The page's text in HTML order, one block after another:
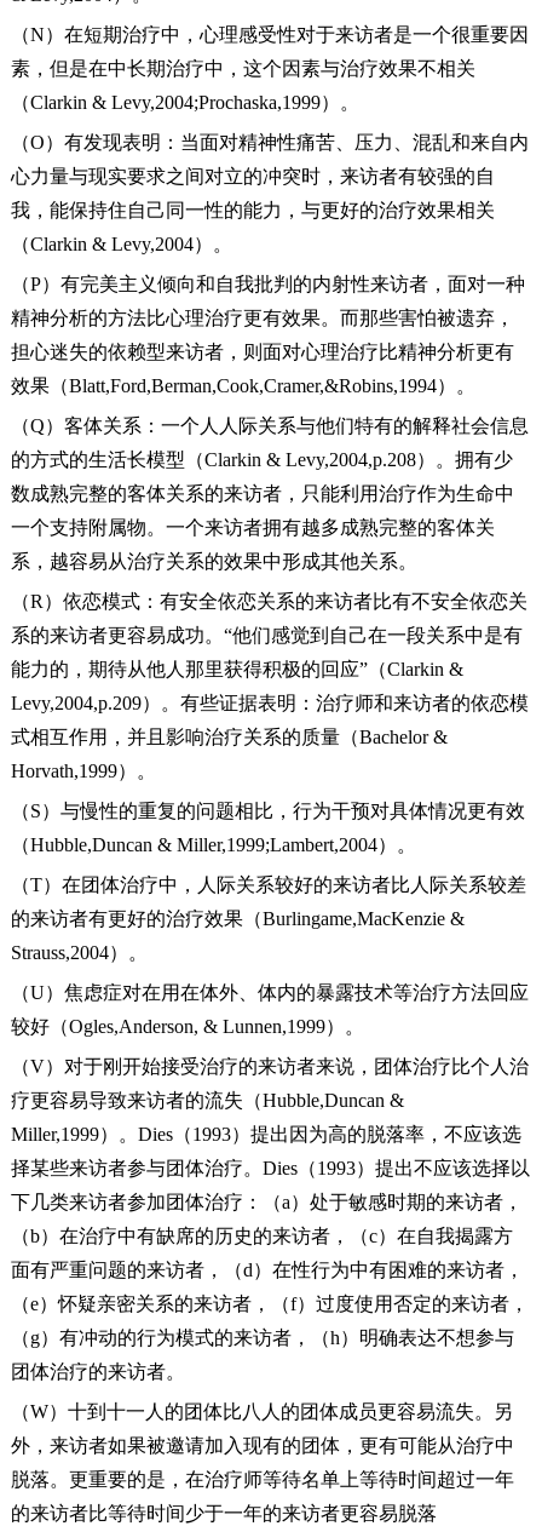
（N）在短期治疗中，心理感受性对于来访者是一个很重要因
素，但是在中长期治疗中，这个因素与治疗效果不相关
（Clarkin & Levy,2004;Prochaska,1999）。
（O）有发现表明：当面对精神性痛苦、压力、混乱和来自内
心力量与现实要求之间对立的冲突时，来访者有较强的自
我，能保持住自己同一性的能力，与更好的治疗效果相关
（Clarkin & Levy,2004）。
（P）有完美主义倾向和自我批判的内射性来访者，面对一种
精神分析的方法比心理治疗更有效果。而那些害怕被遗弃，
担心迷失的依赖型来访者，则面对心理治疗比精神分析更有
效果（Blatt,Ford,Berman,Cook,Cramer,&Robins,1994）。
（Q）客体关系：一个人人际关系与他们特有的解释社会信息
的方式的生活长模型（Clarkin & Levy,2004,p.208）。拥有少
数成熟完整的客体关系的来访者，只能利用治疗作为生命中
一个支持附属物。一个来访者拥有越多成熟完整的客体关
系，越容易从治疗关系的效果中形成其他关系。
（R）依恋模式：有安全依恋关系的来访者比有不安全依恋关
系的来访者更容易成功。“他们感觉到自己在一段关系中是有
能力的，期待从他人那里获得积极的回应”（Clarkin &
Levy,2004,p.209）。有些证据表明：治疗师和来访者的依恋模
式相互作用，并且影响治疗关系的质量（Bachelor &
Horvath,1999）。
（S）与慢性的重复的问题相比，行为干预对具体情况更有效
（Hubble,Duncan & Miller,1999;Lambert,2004）。
（T）在团体治疗中，人际关系较好的来访者比人际关系较差
的来访者有更好的治疗效果（Burlingame,MacKenzie &
Strauss,2004）。
（U）焦虑症对在用在体外、体内的暴露技术等治疗方法回应
较好（Ogles,Anderson, & Lunnen,1999）。
（V）对于刚开始接受治疗的来访者来说，团体治疗比个人治
疗更容易导致来访者的流失（Hubble,Duncan &
Miller,1999）。Dies（1993）提出因为高的脱落率，不应该选
择某些来访者参与团体治疗。Dies（1993）提出不应该选择以
下几类来访者参加团体治疗：（a）处于敏感时期的来访者，
（b）在治疗中有缺席的历史的来访者，（c）在自我揭露方
面有严重问题的来访者，（d）在性行为中有困难的来访者，
（e）怀疑亲密关系的来访者，（f）过度使用否定的来访者，
（g）有冲动的行为模式的来访者，（h）明确表达不想参与
团体治疗的来访者。
（W）十到十一人的团体比八人的团体成员更容易流失。另
外，来访者如果被邀请加入现有的团体，更有可能从治疗中
脱落。更重要的是，在治疗师等待名单上等待时间超过一年
的来访者比等待时间少于一年的来访者更容易脱落